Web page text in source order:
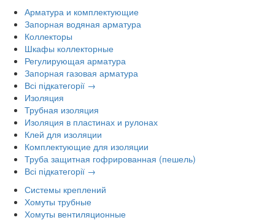
Арматура и комплектующие
Запорная водяная арматура
Коллекторы
Шкафы коллекторные
Регулирующая арматура
Запорная газовая арматура
Всі підкатегорії →
Изоляция
Трубная изоляция
Изоляция в пластинах и рулонах
Клей для изоляции
Комплектующие для изоляции
Труба защитная гофрированная (пешель)
Всі підкатегорії →
Системы креплений
Хомуты трубные
Хомуты вентиляционные